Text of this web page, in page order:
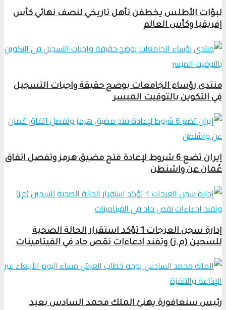
لبؤات الأطلس يخطفن تأهل تاريخي لنصف نهائي كأس
إفريقيا وكأس العالم
منتدى رؤساء الجامعات يوضح حقيقة واجبات التسجيل
في التكوين بالتوقيت الميسر
إيران تضع 6 شروط لإعادة فتح مضيق هرمز وتفصل اتفاق
عُمان عن واشنطن
إدارة سجن العرجات 1 تؤكد استقرار الحالة الصحية
للسجين (م.ز) وتفند ادعاءات نقص حاد في الفيتامينات
رئيس سنغافورة يهنئ الملك محمد السادس بعيد